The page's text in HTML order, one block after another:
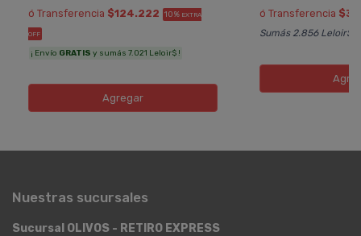
ó Transferencia $124.222 10% EXTRA
OFF
¡ Envío GRATIS y sumás 7.021 Leloir$ !
Agregar
ó Transferencia
Sumás 2.856 Leloir$
Nuestras sucursales
Sucursal OLIVOS - RETIRO EXPRESS